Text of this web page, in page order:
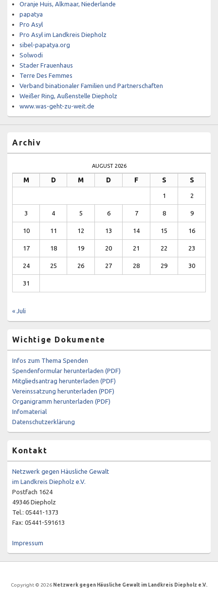
Oranje Huis, Alkmaar, Niederlande
papatya
Pro Asyl
Pro Asyl im Landkreis Diepholz
sibel-papatya.org
Solwodi
Stader Frauenhaus
Terre Des Femmes
Verband binationaler Familien und Partnerschaften
Weißer Ring, Außenstelle Diepholz
www.was-geht-zu-weit.de
Archiv
AUGUST 2026
M D M D F S S
1 2
3 4 5 6 7 8 9
10 11 12 13 14 15 16
17 18 19 20 21 22 23
24 25 26 27 28 29 30
31
« Juli
Wichtige Dokumente
Infos zum Thema Spenden
Spendenformular herunterladen (PDF)
Mitgliedsantrag herunterladen (PDF)
Vereinssatzung herunterladen (PDF)
Organigramm herunterladen (PDF)
Infomaterial
Datenschutzerklärung
Kontakt
Netzwerk gegen Häusliche Gewalt
im Landkreis Diepholz e.V.
Postfach 1624
49346 Diepholz
Tel.: 05441-1373
Fax: 05441-591613
Impressum
Copyright © 2026 Netzwerk gegen Häusliche Gewalt im Landkreis Diepholz e.V..